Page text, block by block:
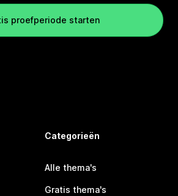
proefperiode starten
Categorieën
Alle thema's
Gratis thema's